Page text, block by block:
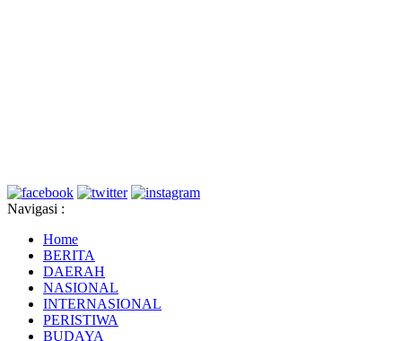
Navigasi :
Home
BERITA
DAERAH
NASIONAL
INTERNASIONAL
PERISTIWA
BUDAYA